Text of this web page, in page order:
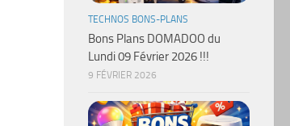
TECHNOS BONS-PLANS
Bons Plans DOMADOO du
Lundi 09 Février 2026 !!!
9 FÉVRIER 2026